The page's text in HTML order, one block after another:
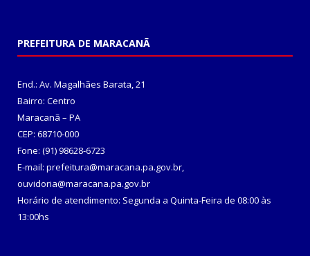
PREFEITURA DE MARACANÃ
End.: Av. Magalhães Barata, 21
Bairro: Centro
Maracanã – PA
CEP: 68710-000
Fone: (91) 98628-6723
E-mail: prefeitura@maracana.pa.gov.br,
ouvidoria@maracana.pa.gov.br
Horário de atendimento: Segunda a Quinta-Feira de 08:00 às
13:00hs